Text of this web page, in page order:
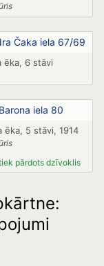
Čaka iela 67/69
ēka, 6 stāvi
iela 80
ēka, 5 stāvi, 1914
pārdots dzīvoklis